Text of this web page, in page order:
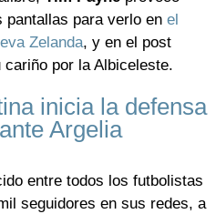
pantallas para verlo en el
Zelanda, y en el post
por la Albiceleste.
inicia la defensa
Argelia
entre todos los futbolistas
seguidores en sus redes, a